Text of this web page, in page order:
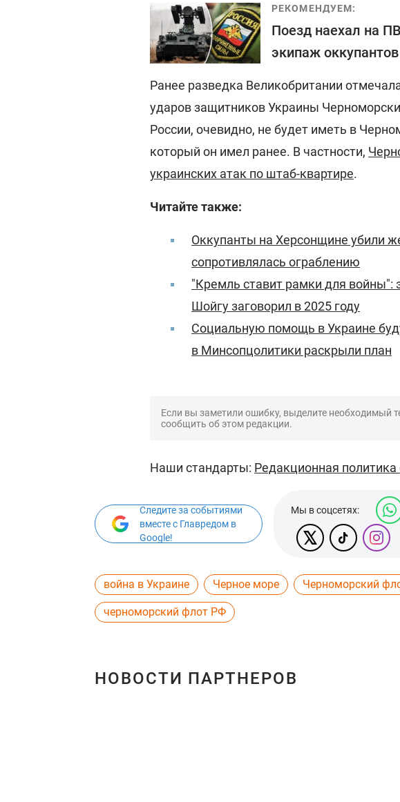
РЕКОМЕНДУЕМ:
Поезд наехал на
экипаж
Ранее разведка Великобритании
ударов защитников Украины
России, очевидно, не будет иметь в
который он имел ранее. В частности,
украинских атак по штаб-квартире.
Читайте также:
Оккупанты на Херсонщине убили
сопротивлялась ограблению
"Кремль ставит рамки для войны":
Шойгу заговорил в 2025 году
Социальную помощь в Украине
в Минсопцолитики раскрыли план
Если вы заметили ошибку, выделите необходимый
сообщить об этом редакции.
Наши стандарты: Редакционная политика
Следите за событиями
вместе с Главредом в
Google!
Мы в соцсетях:
война в Украине Черное море Черноморский
черноморский флот РФ
НОВОСТИ ПАРТНЕРОВ